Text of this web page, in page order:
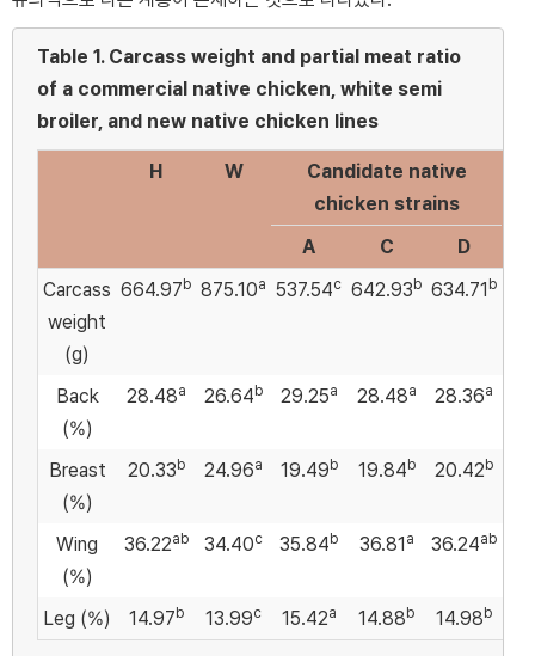
Table 1. Carcass weight and partial meat ratio
of a commercial native chicken, white semi
broiler, and new native chicken lines
H W
Candidate native
chicken strains
A C
D
Carcass
weight
(g)
664.97 b 875.10a 537.54c 642.93 b 634.71 b
Back
(%)
28.48a 26.64 b 29.25a 28.48a 28.36a
Breast
(%)
20.33 b 24.96a 19.49 b 19.84 b 20.42 b
Wing
(%)
36.22ab 34.40c 35.84 b 36.81 a 36.24ab
Leg (%) 14.97 b 13.99c 15.42a 14.88 b 14.98 b